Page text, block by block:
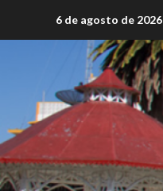
6 de agosto de 2026